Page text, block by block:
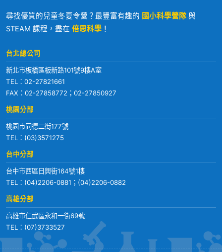
尋找優質的兒童冬夏令營？最豐富有趣的 國小科學營隊 與
STEAM 課程，盡在 倍思科學 ！
台北總公司
新北市板橋區板新路101號9樓A室
TEL： 02-27821661
FAX：02-27858772；02-27850927
桃園分部
桃園市同德二街177號
TEL： (03)3571275
台中分部
台中市西區日興街164號1樓
TEL： (04)2206-0881 ； (04)2206-0882
高雄分部
高雄市仁武區永和一街69號
TEL： (07)3733527